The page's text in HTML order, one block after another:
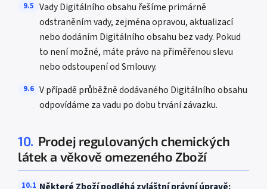
9.5 Vady Digitálního obsahu řešíme primárně
odstraněním vady, zejména opravou, aktualizací
nebo dodáním Digitálního obsahu bez vady. Pokud
to není možné, máte právo na přiměřenou slevu
nebo odstoupení od Smlouvy.
9.6 V případě průběžně dodávaného Digitálního obsahu
odpovídáme za vadu po dobu trvání závazku.
10. Prodej regulovaných chemických
látek a věkově omezeného Zboží
10.1